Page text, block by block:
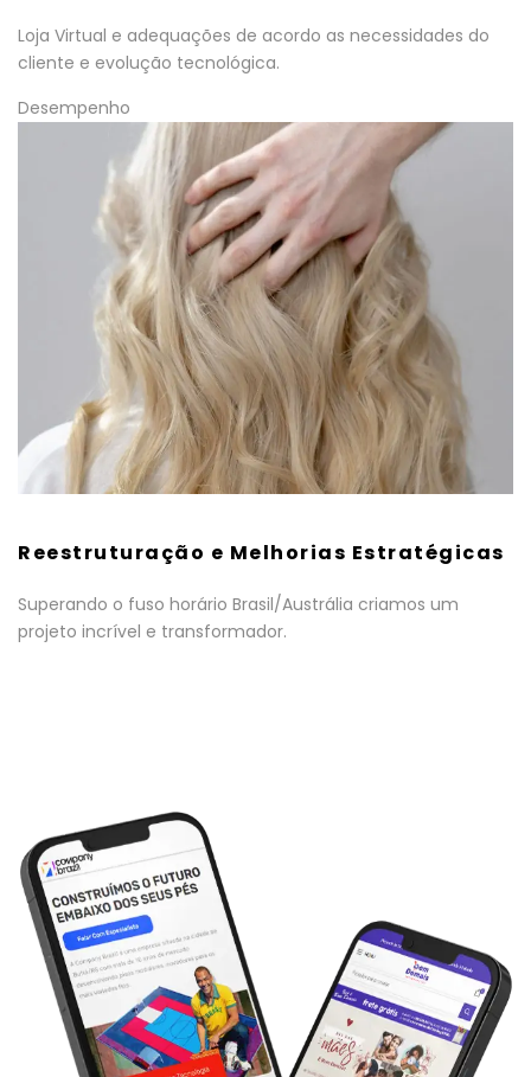
Loja Virtual e adequações de acordo as necessidades do
cliente e evolução tecnológica.
Desempenho
Reestruturação e Melhorias Estratégicas
Superando o fuso horário Brasil/Austrália criamos um
projeto incrível e transformador.